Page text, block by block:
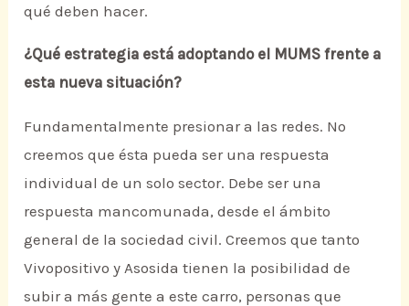
qué deben hacer.
¿Qué estrategia está adoptando el MUMS frente a
esta nueva situación?
Fundamentalmente presionar a las redes. No
creemos que ésta pueda ser una respuesta
individual de un solo sector. Debe ser una
respuesta mancomunada, desde el ámbito
general de la sociedad civil. Creemos que tanto
Vivopositivo y Asosida tienen la posibilidad de
subir a más gente a este carro, personas que